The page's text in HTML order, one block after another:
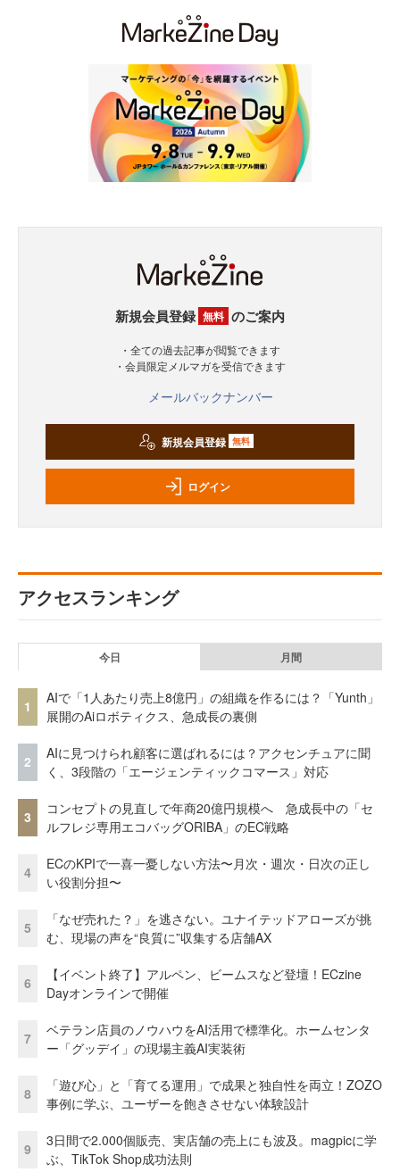
新規会員登録 無料 のご案内
・全ての過去記事が閲覧できます
・会員限定メルマガを受信できます
メールバックナンバー
新規会員登録 無料
ログイン
アクセスランキング
今日 月間
1
AIで「1人あたり売上8億円」の組織を作るには？「Yunth」
展開のAiロボティクス、急成長の裏側
2
AIに見つけられ顧客に選ばれるには？アクセンチュアに聞
く、3段階の「エージェンティックコマース」対応
3
コンセプトの見直しで年商20億円規模へ 急成長中の「セ
ルフレジ専用エコバッグORIBA」のEC戦略
4
ECのKPIで一喜一憂しない方法〜月次・週次・日次の正し
い役割分担〜
5
「なぜ売れた？」を逃さない。ユナイテッドアローズが挑
む、現場の声を“良質に”収集する店舗AX
6
【イベント終了】アルペン、ビームスなど登壇！ECzine
Dayオンラインで開催
7
ベテラン店員のノウハウをAI活用で標準化。ホームセンタ
ー「グッデイ」の現場主義AI実装術
8
「遊び心」と「育てる運用」で成果と独自性を両立！ZOZO
事例に学ぶ、ユーザーを飽きさせない体験設計
9
3日間で2.000個販売、実店舗の売上にも波及。magpicに学
ぶ、TikTok Shop成功法則